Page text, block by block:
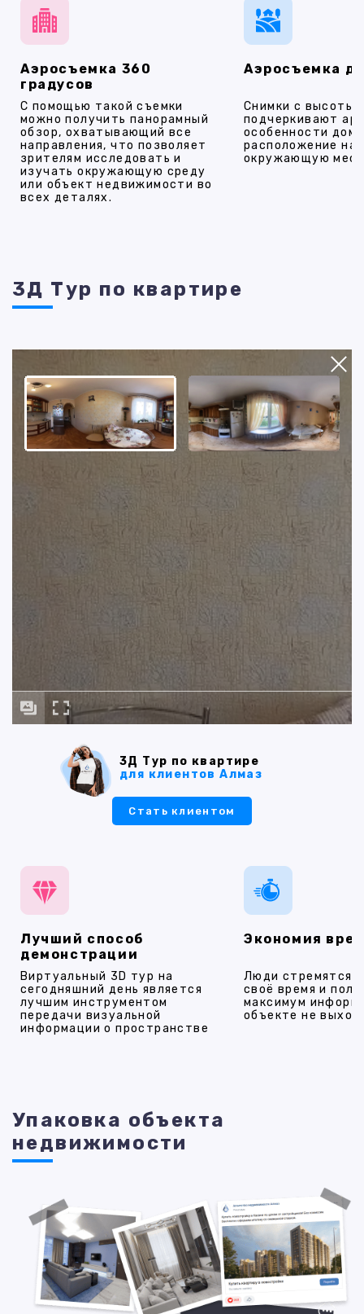
Аэросъемка 360
градусов
С помощью такой съемки
можно получить панорамный
обзор, охватывающий все
направления, что позволяет
зрителям исследовать и
изучать окружающую среду
или объект недвижимости во
всех деталях.
Аэросъемка
Снимки с высоты
подчеркивают
особенности
расположение на
окружающую
3Д Тур по квартире
3Д Тур по квартире
для клиентов Алмаз
Стать клиентом
Лучший способ
демонстрации
Виртуальный 3D тур на
сегодняшний день является
лучшим инструментом
передачи визуальной
информации о пространстве
Экономия
Люди стремятся
своё время и
максимум
объекте не
Упаковка объекта
недвижимости